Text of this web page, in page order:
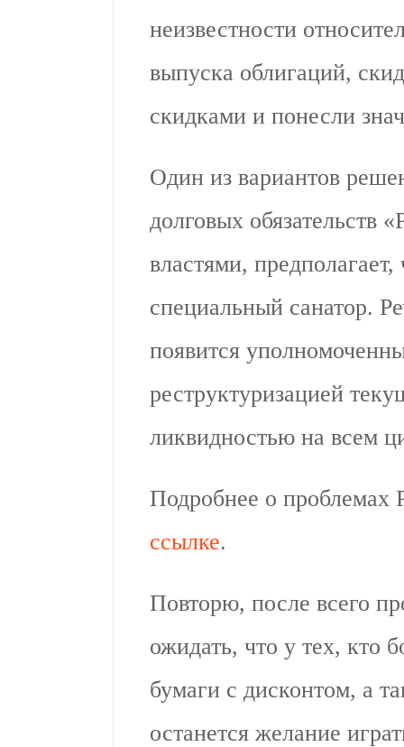
неизвестности
выпуска облигаций,
скидками и понесли
Один из вариантов
долговых
властями,
специальный санатор.
появится
реструктуризацией
ликвидностью на всем
Подробнее о
ссылке.
Повторю, после всего
ожидать, что у тех, кто
бумаги с дисконтом, а
останется желание